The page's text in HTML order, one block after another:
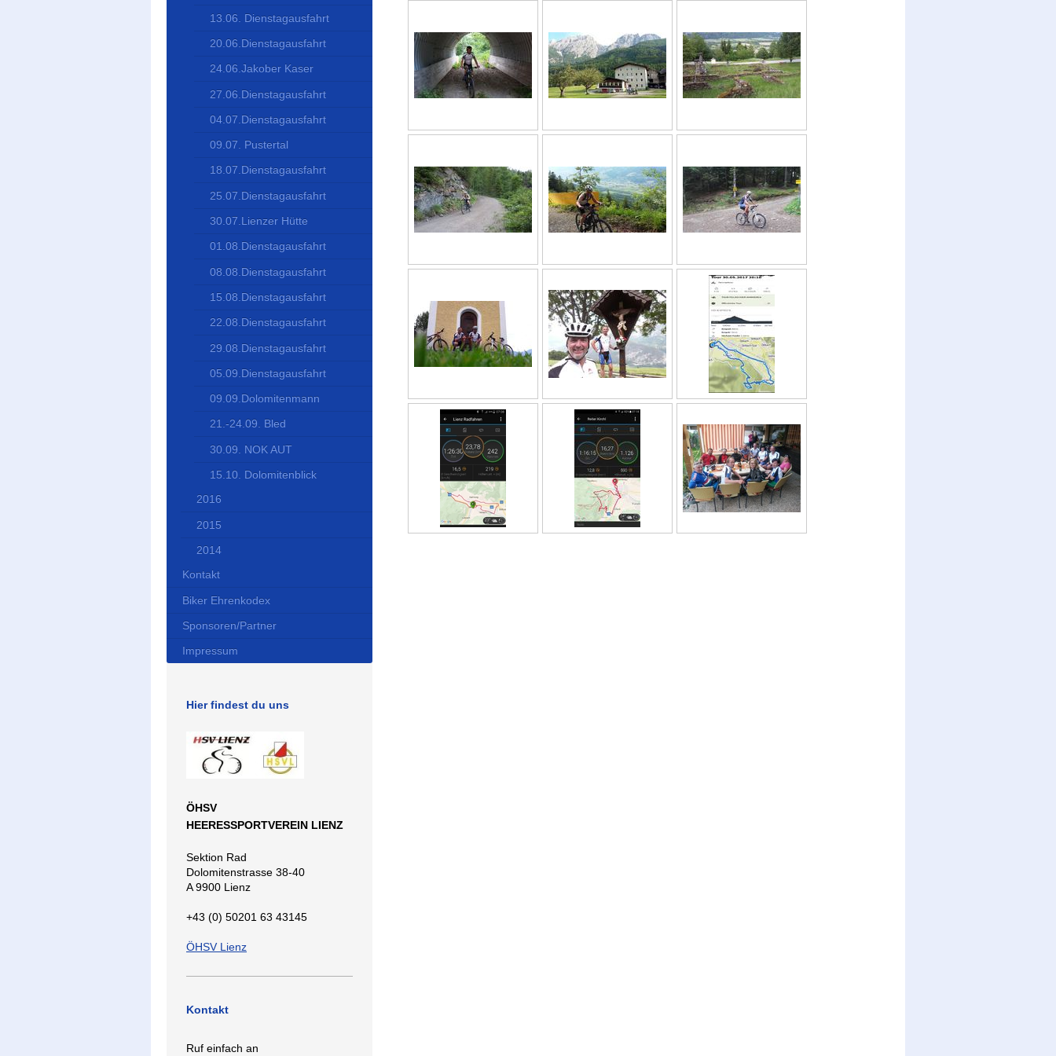
13.06. Dienstagausfahrt
20.06.Dienstagausfahrt
24.06.Jakober Kaser
27.06.Dienstagausfahrt
04.07.Dienstagausfahrt
09.07. Pustertal
18.07.Dienstagausfahrt
25.07.Dienstagausfahrt
30.07.Lienzer Hütte
01.08.Dienstagausfahrt
08.08.Dienstagausfahrt
15.08.Dienstagausfahrt
22.08.Dienstagausfahrt
29.08.Dienstagausfahrt
05.09.Dienstagausfahrt
09.09.Dolomitenmann
21.-24.09. Bled
30.09. NOK AUT
15.10. Dolomitenblick
2016
2015
2014
Kontakt
Biker Ehrenkodex
Sponsoren/Partner
Impressum
Hier findest du uns
ÖHSV
HEERESSPORTVEREIN LIENZ
Sektion Rad
Dolomitenstrasse 38-40
A 9900 Lienz
+43 (0) 50201 63 43145
ÖHSV Lienz
Kontakt
Ruf einfach an